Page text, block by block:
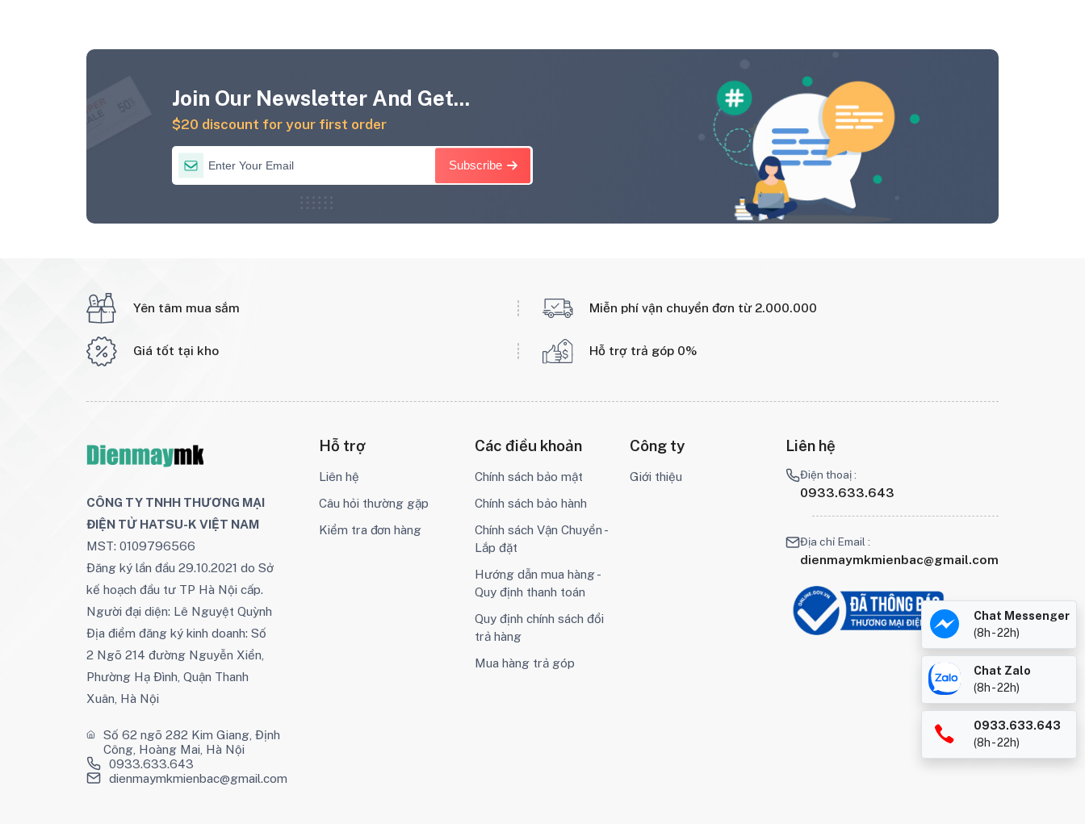
Join Our Newsletter And Get...
$20 discount for your first order
Subscribe
Yên tâm mua sắm Miễn phí vận chuyển đơn từ 2.000.000
Giá tốt tại kho Hỗ trợ trả góp 0%
CÔNG TY TNHH THƯƠNG MẠI
ĐIỆN TỬ HATSU-K VIỆT NAM
MST: 0109796566
Đăng ký lần đầu 29.10.2021 do Sở
kế hoạch đầu tư TP Hà Nội cấp.
Người đại diện: Lê Nguyệt Quỳnh
Địa điểm đăng ký kinh doanh: Số
2 Ngõ 214 đường Nguyễn Xiển,
Phường Hạ Đình, Quận Thanh
Xuân, Hà Nội
Số 62 ngõ 282 Kim Giang, Định
Công, Hoàng Mai, Hà Nội
0933.633.643
dienmaymkmienbac@gmail.com
Hỗ trợ
Liên hệ
Câu hỏi thường gặp
Kiểm tra đơn hàng
Các điều khoản
Chính sách bảo mật
Chính sách bảo hành
Chính sách Vận Chuyển -
Lắp đặt
Hướng dẫn mua hàng -
Quy định thanh toán
Quy định chính sách đổi
trả hàng
Mua hàng trả góp
Công ty
Giới thiệu
Liên hệ
Điện thoaị :
0933.633.643
Địa chỉ Email :
dienmaymkmienbac@gmail.com
Chat Messenger
(8h - 22h)
Chat Zalo
(8h - 22h)
0933.633.643
(8h - 22h)